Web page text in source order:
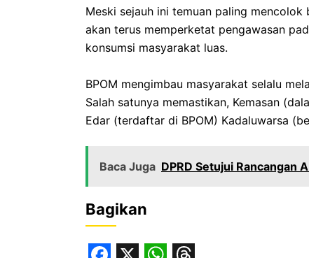
‎​Meski sejauh ini temuan paling
akan terus memperketat pengawasan
konsumsi masyarakat luas.
‎​BPOM mengimbau masyarakat selalu
‎Salah satunya memastikan, ​Kemasan
Edar (terdaftar di BPOM) ​Kadaluwarsa
Baca Juga DPRD Setujui Rancangan
Bagikan